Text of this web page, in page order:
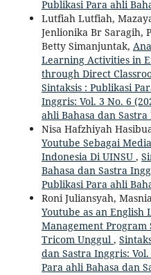
Publikasi Para ahli
Lutfiah Lutfiah,
Jenlionika Br Saragih,
Betty Simanjuntak,
Learning Activities in
through Direct
Sintaksis : Publikasi
Inggris: Vol. 3 No. 6
ahli Bahasa dan
Nisa Hafzhiyah
Youtube Sebagai
Indonesia Di UINSU ,
Bahasa dan Sastra
Publikasi Para ahli
Roni Juliansyah,
Youtube as an English
Management
Tricom Unggul ,
dan Sastra Inggris:
Para ahli Bahasa dan